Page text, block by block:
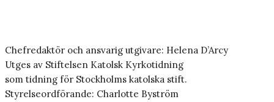
Chefredaktör och ansvarig utgivare: Helena D’Arcy
Utges av Stiftelsen Katolsk Kyrkotidning
som tidning för Stockholms katolska stift.
Styrelseordförande: Charlotte Byström